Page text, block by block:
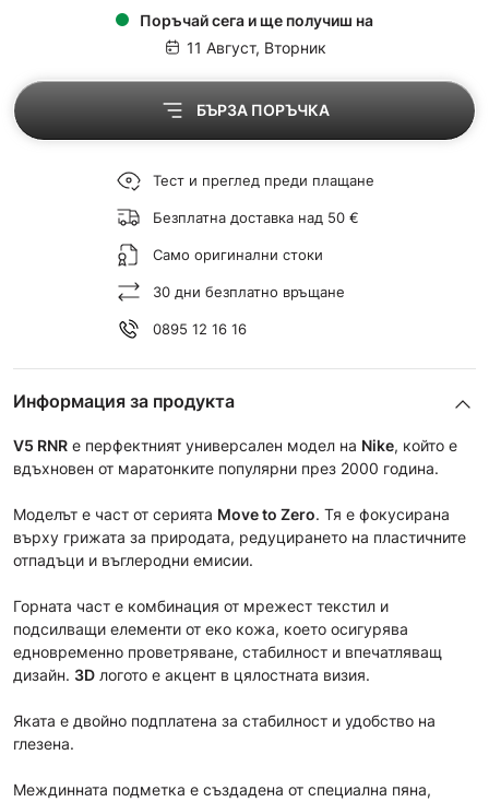
Поръчай сега и ще получиш на
11 Август, Вторник
БЪРЗА ПОРЪЧКА
Тест и преглед преди плащане
Безплатна доставка над 50 €
Само оригинални стоки
30 дни безплатно връщане
0895 12 16 16
Информация за продукта
V5 RNR e перфектният универсален модел на Nike, който е
вдъхновен от маратонките популярни през 2000 година.
Моделът е част от сериятa Move to Zero. Тя е фокусирана
върху грижата за природата, редуцирането на пластичните
отпадъци и въглеродни емисии.
Горната част е комбинация от мрежест текстил и
подсилващи елементи от еко кожа, което осигурява
едновременно проветряване, стабилност и впечатляващ
дизайн. 3D логото е акцент в цялостната визия.
Яката е двойно подплатена за стабилност и удобство на
глезена.
Междинната подметка е създадена от специална пяна,